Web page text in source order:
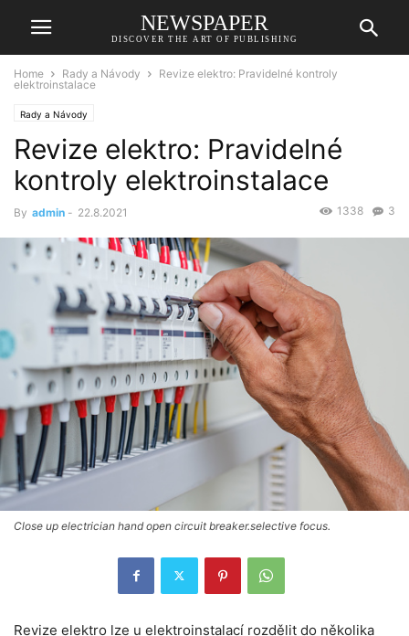
NEWSPAPER
DISCOVER THE ART OF PUBLISHING
Home Rady a Návody
Revize elektro: Pravidelné kontroly
elektroinstalace
Rady a Návody
Revize elektro: Pravidelné
kontroly elektroinstalace
By admin - 22.8.2021 3
1338
Close up electrician hand open circuit breaker.selective focus.
Revize elektro lze u elektroinstalací rozdělit do několika